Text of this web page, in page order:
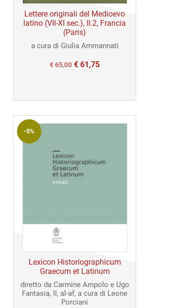
Lettere originali del Medioevo
latino (VII-XI sec.), II.2, Francia
(Paris)
a cura di Giulia Ammannati
Il
€ 65,00.
€65,00Il
€ 65,00.
€ 61,75
-5%
Lexicon Historiographicum
Graecum et Latinum
diretto da Carmine Ampolo e Ugo
Fantasia, II, al-af, a cura di Leone
Porciani